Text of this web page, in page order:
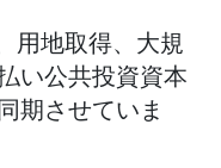
用地取得、大規
い公共投資資本
期させていま